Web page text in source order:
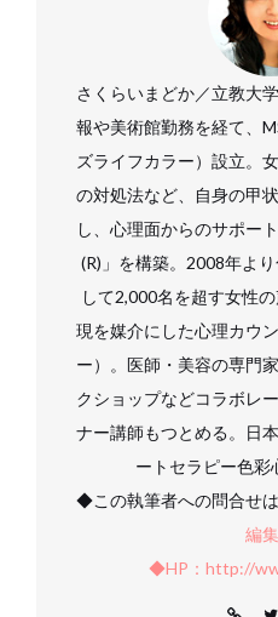
さくらいまどか／立教大
報や美術館勤務を経て、
ズライフカラー）設立。
の対処法など、自身の甲
し、心理面からのサポー
(R)」を構築。2008年よ
して2,000名を超す女性
現を媒介にした心理カウ
ー）。医師・美容の専門
クショップなどコラボレ
ナー講師もつとめる。日
ートセラピー色彩
◆この執筆者への問合せ
編
◆HP：http://